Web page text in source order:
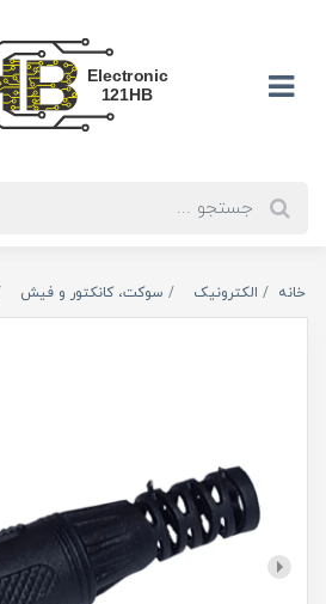
خانه الکترونیک سوكت، كانكتور و فيش